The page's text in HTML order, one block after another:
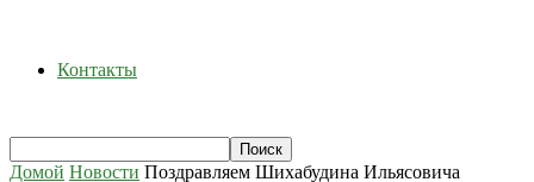
Контакты
Домой Новости Поздравляем Шихабудина Ильясовича